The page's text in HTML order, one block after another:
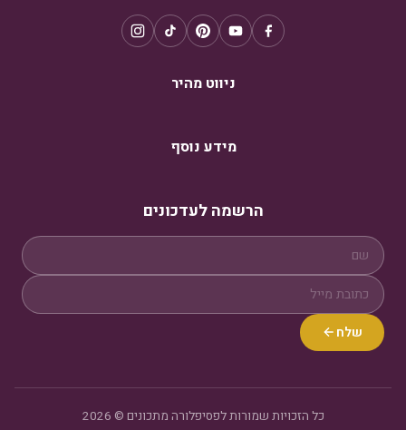
ניווט מהיר
מידע נוסף
הרשמה לעדכונים
שלח
כל הזכויות שמורות לפסיפלורה מתכונים © 2026